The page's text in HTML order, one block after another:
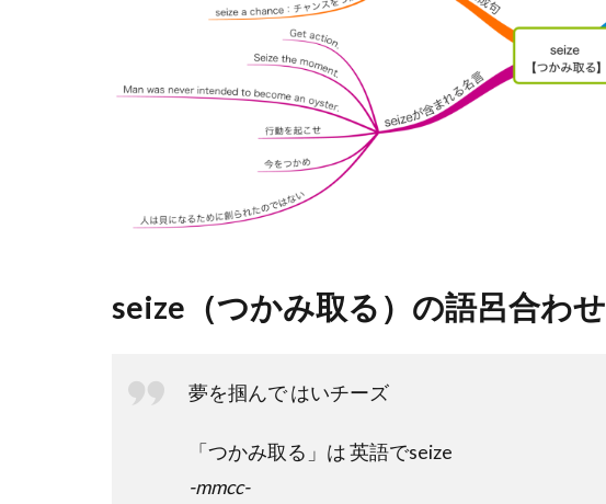
seize（つかみ取る）の語呂合わせ
夢を掴んで はいチーズ
「つかみ取る」は 英語でseize
-mmcc-